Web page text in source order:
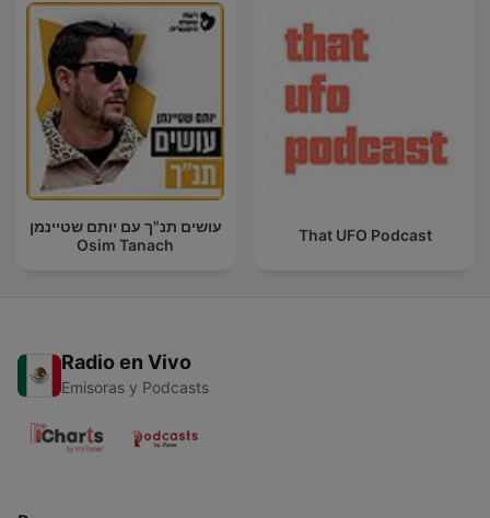
עושים תנ"ך עם יותם שטיינמן
Osim Tanach
That UFO Podcast
Radio en Vivo
Emisoras y Podcasts